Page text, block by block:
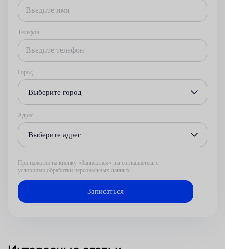
Телефон
Город
Выберите город
Адрес
Выберите адрес
При нажатии на кнопку «Записаться» вы соглашаетесь с
условиями обработки персональных данных